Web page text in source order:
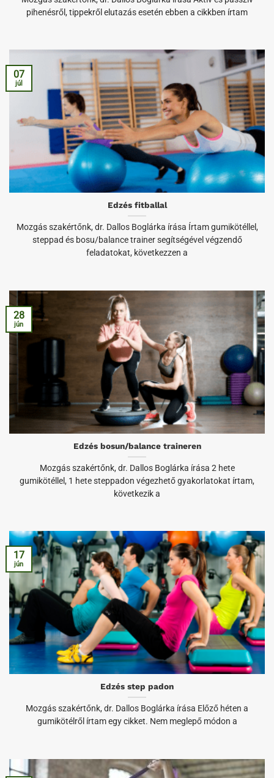
pihenésről, tippekről elutazás esetén ebben a cikkben írtam
Edzés fitballal
Mozgás szakértőnk, dr. Dallos Boglárka írása Írtam gumikötéllel,
steppad és bosu/balance trainer segítségével végzendő
feladatokat, következzen a
07
júl
Edzés bosun/balance traineren
Mozgás szakértőnk, dr. Dallos Boglárka írása 2 hete
gumikötéllel, 1 hete steppadon végezhető gyakorlatokat írtam,
következik a
28
jún
Edzés step padon
Mozgás szakértőnk, dr. Dallos Boglárka írása Előző héten a
gumikötélről írtam egy cikket. Nem meglepő módon a
17
jún